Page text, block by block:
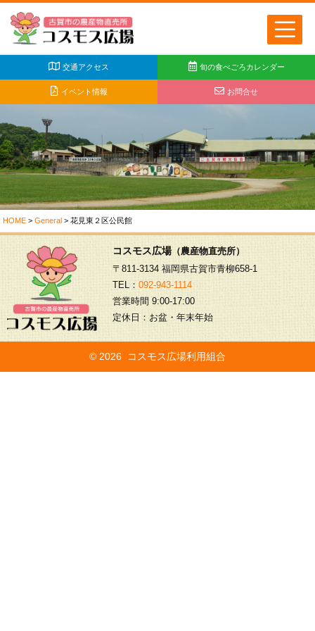
交通アクセス 旬の食べごろカレンダー
イベント情報 お問合せ
HOME > General > 花見東２区公民館
コスモス広場（農産物直売所）
〒811-3134 福岡県古賀市青柳658-1
TEL： 092-943-1114
営業時間 9:00-17:00
定休日：お盆・年末年始
© 2026 コスモス広場利用組合